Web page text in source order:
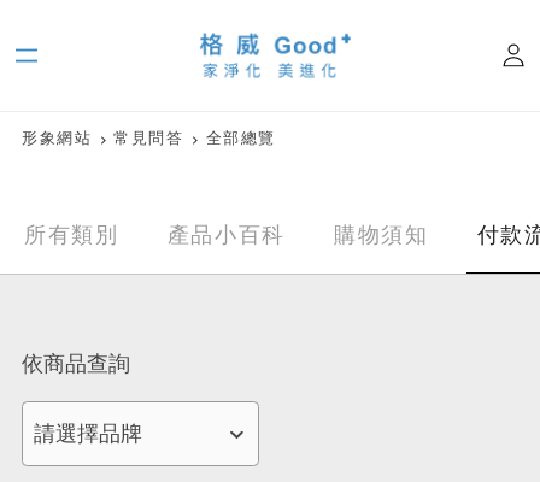
形象網站 常見問答 全部總覽
所有類別 產品小百科 購物須知 付款
依商品查詢